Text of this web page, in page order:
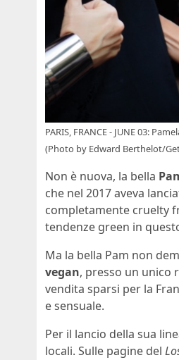
PARIS, FRANCE - JUNE 03:
(Photo by Edward Berthelot/
Non è nuova, la bella
che nel 2017 aveva
completamente cruelty
tendenze green in
Ma la bella Pam non
vegan, presso un unico
vendita sparsi per la
e sensuale.
Per il lancio della sua
locali. Sulle pagine del